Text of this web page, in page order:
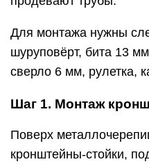
Для монтажа нужны
шуруповёрт, бита 13
сверло 6 мм, рулетка,
Шаг 1. Монтаж
Поверх
кронштейны-стойки,